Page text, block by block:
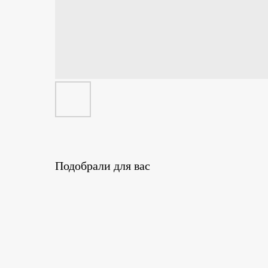
Подобрали для вас